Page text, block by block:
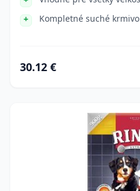
Kompletné suché krmivo
30.12 €